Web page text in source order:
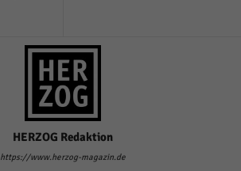
HERZOG Redaktion
https://www.herzog-magazin.de